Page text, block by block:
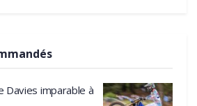
Davies imparable à